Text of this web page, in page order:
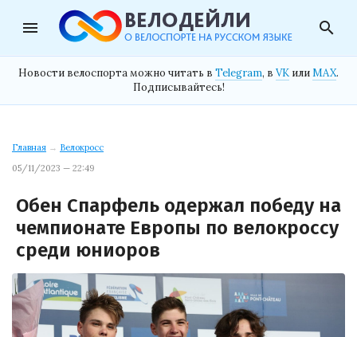
menu search
Новости велоспорта можно читать в Telegram, в VK илиMAX.
Подписывайтесь!
Главная → Велокросс
05/11/2023 — 22:49
Обен Спарфель одержал победу на
чемпионате Европы по велокроссу
среди юниоров